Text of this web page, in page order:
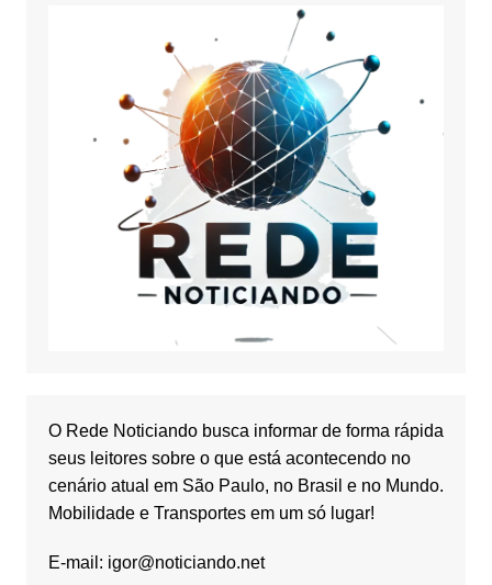
O Rede Noticiando busca informar de forma rápida
seus leitores sobre o que está acontecendo no
cenário atual em São Paulo, no Brasil e no Mundo.
Mobilidade e Transportes em um só lugar!
E-mail: igor@noticiando.net